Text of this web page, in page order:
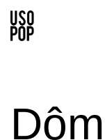
Aller
au
Usopop
Label